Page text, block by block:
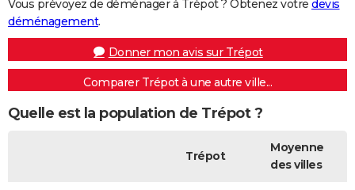
Vous prévoyez de déménager à Trépot ? Obtenez votre devis
déménagement.
Donner mon avis sur Trépot
Comparer Trépot à une autre ville...
Quelle est la population de Trépot ?
Trépot
Moyenne
des villes